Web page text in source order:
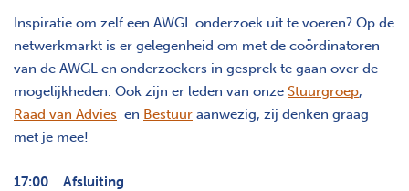
Inspiratie om zelf een AWGL onderzoek uit te voeren? Op de
netwerkmarkt is er gelegenheid om met de coördinatoren
van de AWGL en onderzoekers in gesprek te gaan over de
mogelijkheden. Ook zijn er leden van onze Stuurgroep,
Raad van Advies en Bestuur aanwezig, zij denken graag
met je mee!
17:00 Afsluiting